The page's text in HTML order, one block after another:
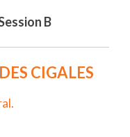
B
CIGALES